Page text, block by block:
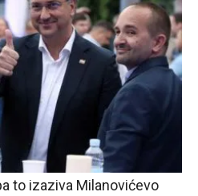
to izaziva Milanovićevo